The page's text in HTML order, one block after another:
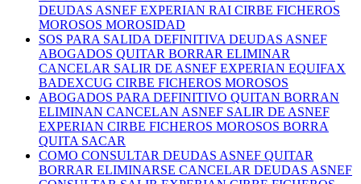
DEUDAS ASNEF EXPERIAN RAI CIRBE FICHEROS
MOROSOS MOROSIDAD
SOS PARA SALIDA DEFINITIVA DEUDAS ASNEF
ABOGADOS QUITAR BORRAR ELIMINAR
CANCELAR SALIR DE ASNEF EXPERIAN EQUIFAX
BADEXCUG CIRBE FICHEROS MOROSOS
ABOGADOS PARA DEFINITIVO QUITAN BORRAN
ELIMINAN CANCELAN ASNEF SALIR DE ASNEF
EXPERIAN CIRBE FICHEROS MOROSOS BORRA
QUITA SACAR
COMO CONSULTAR DEUDAS ASNEF QUITAR
BORRAR ELIMINARSE CANCELAR DEUDAS ASNEF